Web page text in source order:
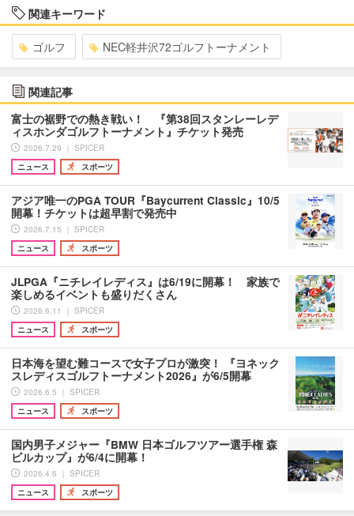
関連キーワード
ゴルフ NEC軽井沢72ゴルフトーナメント
関連記事
富士の裾野での熱き戦い！ 『第38回スタンレーレデ
ィスホンダゴルフトーナメント』チケット発売
2026.7.29 ｜ SPICER
ニュース
スポーツ
アジア唯一のPGA TOUR『Baycurrent Classic』10/5
開幕！チケットは超早割で発売中
2026.7.15 ｜ SPICER
ニュース
スポーツ
JLPGA『ニチレイレディス』は6/19に開幕！ 家族で
楽しめるイベントも盛りだくさん
2026.6.11 ｜ SPICER
ニュース
スポーツ
日本海を望む難コースで女子プロが激突！ 『ヨネック
スレディスゴルフトーナメント2026』が6/5開幕
2026.6.5 ｜ SPICER
ニュース
スポーツ
国内男子メジャー『BMW 日本ゴルフツアー選手権 森
ビルカップ』が6/4に開幕！
2026.4.6 ｜ SPICER
ニュース
スポーツ